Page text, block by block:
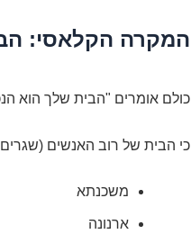
המקרה הקלאסי:
כולם אומרים "הבית שלך הוא
כי הבית של רוב האנשים
משכנתא
ארנונה